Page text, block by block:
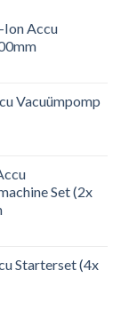
Accu
Vacuümpomp
Set (2x
Starterset (4x